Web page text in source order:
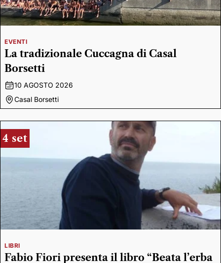
EVENTI
La tradizionale Cuccagna di Casal
Borsetti
10 AGOSTO 2026
Casal Borsetti
4 set
LIBRI
Fabio Fiori presenta il libro “Beata l’erba